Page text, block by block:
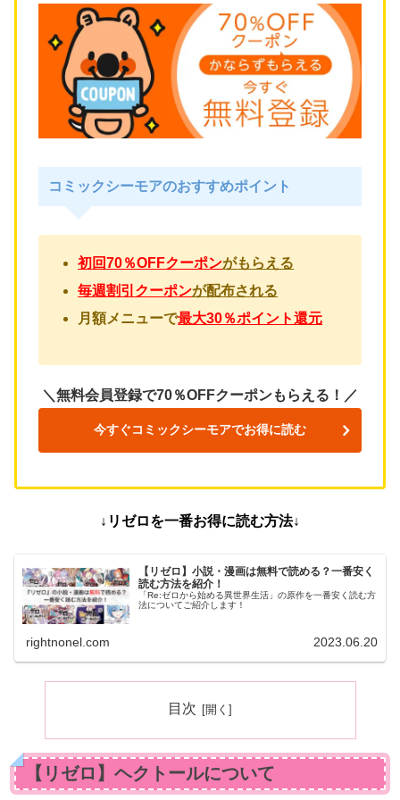
コミックシーモアのおすすめポイント
初回70％OFFクーポンがもらえる
毎週割引クーポンが配布される
月額メニューで最大30％ポイント還元
＼無料会員登録で70％OFFクーポンもらえる！／
今すぐコミックシーモアでお得に読む
↓リゼロを一番お得に読む方法↓
【リゼロ】小説・漫画は無料で読める？一番安く
読む方法を紹介！
「Re:ゼロから始める異世界生活」の原作を一番安く読む方
法についてご紹介します！
rightnonel.com 2023.06.20
目次
【リゼロ】ヘクトールについて